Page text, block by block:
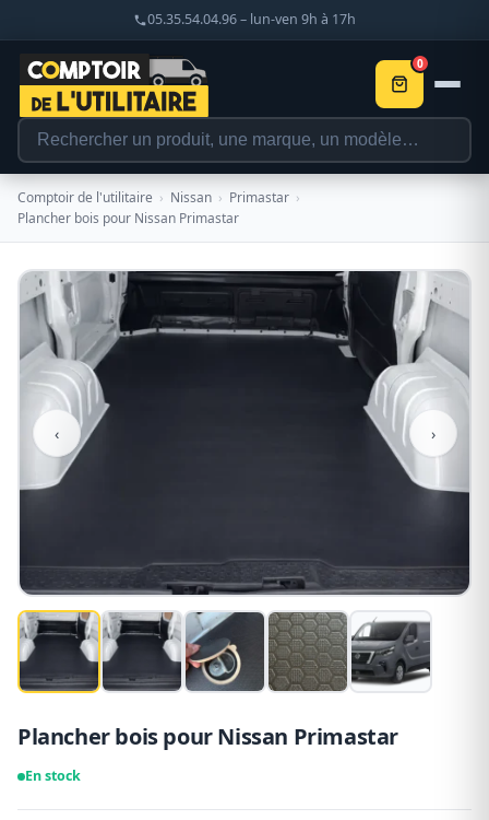
05.35.54.04.96 – lun-ven 9h à 17h
0
Comptoir de l'utilitaire › Nissan › Primastar ›
Plancher bois pour Nissan Primastar
‹ ›
Plancher bois pour Nissan Primastar
En stock